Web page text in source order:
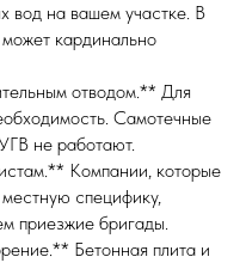
вод на вашем участке. В
кардинально
отводом.** Для
Самотечные
не работают.
Компании, которые
специфику,
приезжие бригады.
Бетонная плита и